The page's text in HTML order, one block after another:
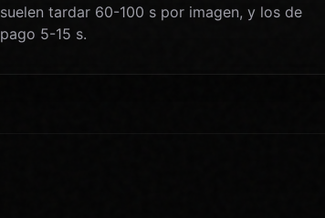
suelen tardar 60-100 s por imagen, y los de
pago 5-15 s.